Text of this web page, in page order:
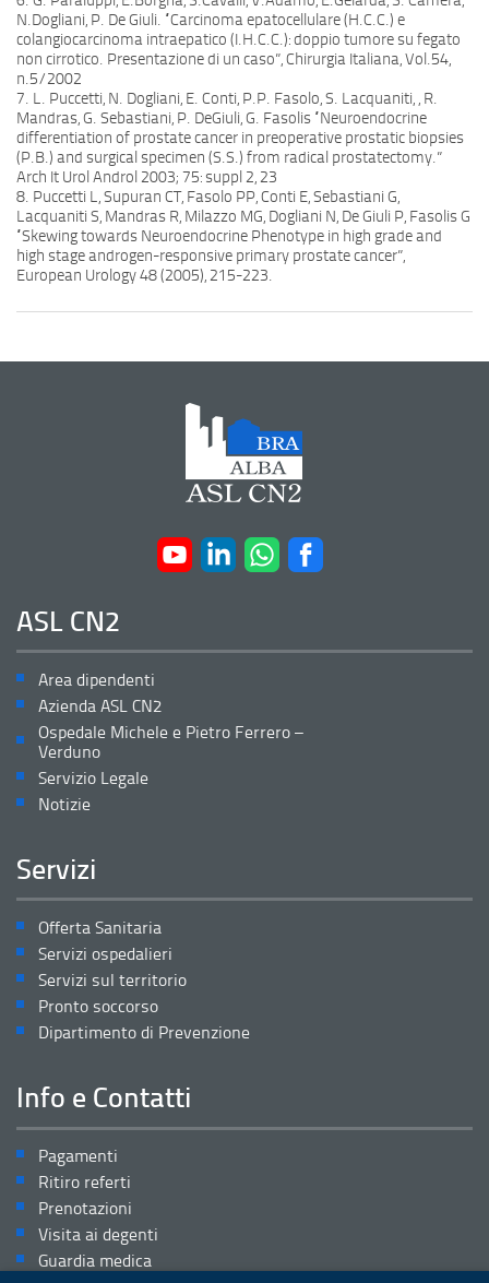
N.Dogliani, P. De Giuli. “Carcinoma epatocellulare (H.C.C.) e
colangiocarcinoma intraepatico (I.H.C.C.): doppio tumore su fegato
non cirrotico. Presentazione di un caso”, Chirurgia Italiana, Vol.54,
n.5/2002
7. L. Puccetti, N. Dogliani, E. Conti, P.P. Fasolo, S. Lacquaniti, , R.
Mandras, G. Sebastiani, P. DeGiuli, G. Fasolis “Neuroendocrine
differentiation of prostate cancer in preoperative prostatic biopsies
(P.B.) and surgical specimen (S.S.) from radical prostatectomy.”
Arch It Urol Androl 2003; 75: suppl 2, 23
8. Puccetti L, Supuran CT, Fasolo PP, Conti E, Sebastiani G,
Lacquaniti S, Mandras R, Milazzo MG, Dogliani N, De Giuli P, Fasolis G
“Skewing towards Neuroendocrine Phenotype in high grade and
high stage androgen-responsive primary prostate cancer”,
European Urology 48 (2005), 215-223.
ASL CN2
Area dipendenti
Azienda ASL CN2
Ospedale Michele e Pietro Ferrero –
Verduno
Servizio Legale
Notizie
Servizi
Offerta Sanitaria
Servizi ospedalieri
Servizi sul territorio
Pronto soccorso
Dipartimento di Prevenzione
Info e Contatti
Pagamenti
Ritiro referti
Prenotazioni
Visita ai degenti
Guardia medica